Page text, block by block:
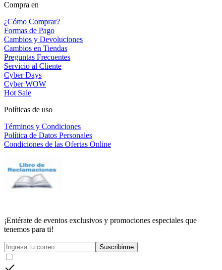
Compra en
¿Cómo Comprar?
Formas de Pago
Cambios y Devoluciones
Cambios en Tiendas
Preguntas Frecuentes
Servicio al Cliente
Cyber Days
Cyber WOW
Hot Sale
Políticas de uso
Términos y Condiciones
Política de Datos Personales
Condiciones de las Ofertas Online
¡Entérate de eventos exclusivos y promociones especiales que
tenemos para ti!
Suscribirme